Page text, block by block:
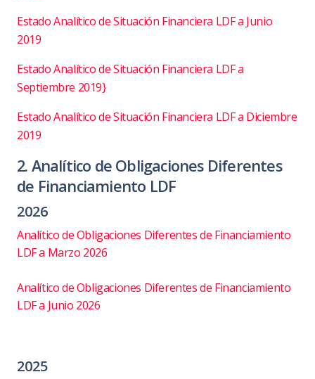
Estado Analítico de Situación Financiera LDF a Junio
2019
Estado Analítico de Situación Financiera LDF a
Septiembre 2019}
Estado Analítico de Situación Financiera LDF a Diciembre
2019
2. Analítico de Obligaciones Diferentes
de Financiamiento LDF
2026
Analítico de Obligaciones Diferentes de Financiamiento
LDF a Marzo 2026
Analítico de Obligaciones Diferentes de Financiamiento
LDF a Junio 2026
2025